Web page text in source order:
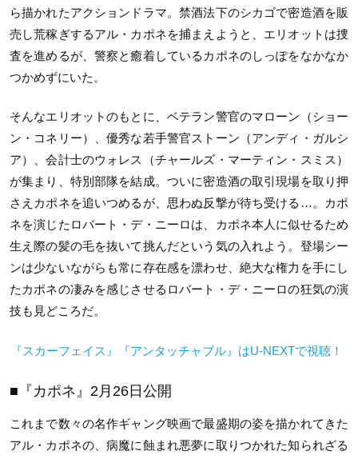
ら描かれたアクションドラマ。禁酒法下のシカゴで密造酒を販
売し荒稼ぎするアル・カポネを捕まえようと、エリオットは捜
査を進めるが、警察と癒着しているカポネのしっぽをなかなか
つかめずにいた。
そんなエリオットのもとに、ベテラン警官のマローン（ショー
ン・コネリー）、優秀な若手警官ストーン（アンディ・ガルシ
ア）、会計士のウォレス（チャールズ・マーティン・スミス）
が集まり、特別部隊を結成。ついに密造酒の取引現場を取り押
さえカポネを追いつめるが、思わぬ反撃が待ち受ける…。カポ
ネを演じたロバート・デ・ニーロは、カポネ本人に似せるため
生え際の髪の毛を抜いて挑んだという気の入れよう。登場シー
ンは少ないながらも常に存在感を漂わせ、絶大な権力を手にし
たカポネの凄みを感じさせるロバート・デ・ニーロの狂気の演
技も見どころだ。
『スカーフェイス』『アンタッチャブル』はU-NEXTで視聴！
■『カポネ』2月26日公開
これまで数々の名作ギャング映画で最盛期の姿を描かれてきた
アル・カポネの、病魔に蝕まれ悪夢に取りつかれた知られざる